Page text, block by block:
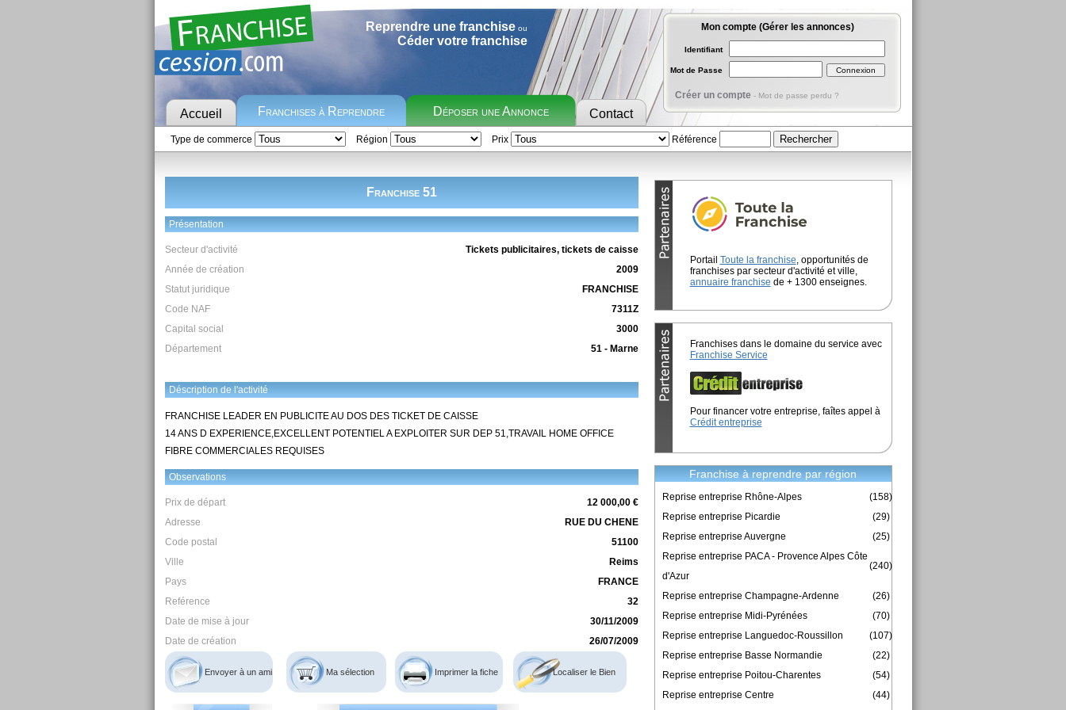
Reprendre une franchiseou
Céder votre franchise
Accueil Franchises à Reprendre Déposer une Annonce Contact
Mon compte (Gérer les annonces)
Identifiant
Mot de Passe
Créer un compte - Mot de passe perdu ?
Type de commerce Région Prix Référence
Franchise 51
Présentation
Secteur d'activité
Tickets publicitaires, tickets de caisse
Année de création
2009
Statut juridique
FRANCHISE
Code NAF
7311Z
Capital social
3000
Département
51 - Marne
Déscription de l'activité
FRANCHISE LEADER EN PUBLICITE AU DOS DES TICKET DE CAISSE
14 ANS D EXPERIENCE,EXCELLENT POTENTIEL A EXPLOITER SUR DEP 51,TRAVAIL HOME OFFICE
FIBRE COMMERCIALES REQUISES
Observations
Prix de départ
12 000,00 €
Adresse
RUE DU CHENE
Code postal
51100
Ville
Reims
Pays
FRANCE
Reférence
32
Date de mise à jour
30/11/2009
Date de création
26/07/2009
Envoyer à un ami Ma sélection Imprimer la fiche Localiser le Bien
Portail Toute la franchise, opportunités de
franchises par secteur d'activité et ville,
annuaire franchise de + 1300 enseignes.
Franchises dans le domaine du service avec
Franchise Service
Pour financer votre entreprise, faîtes appel à
Crédit entreprise
Franchise à reprendre par région
Reprise entreprise Rhône-Alpes
(158)
Reprise entreprise Picardie
(29)
Reprise entreprise Auvergne
(25)
Reprise entreprise PACA - Provence Alpes Côte
d'Azur
(240)
Reprise entreprise Champagne-Ardenne
(26)
Reprise entreprise Midi-Pyrénées
(70)
Reprise entreprise Languedoc-Roussillon
(107)
Reprise entreprise Basse Normandie
(22)
Reprise entreprise Poitou-Charentes
(54)
Reprise entreprise Centre
(44)